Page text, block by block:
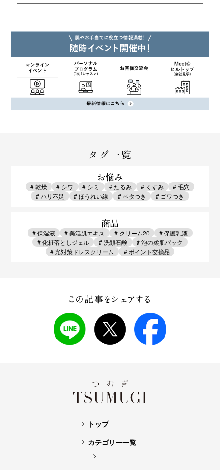
タグ一覧
お悩み
# 乾燥 # シワ # シミ # たるみ # くすみ
# 毛穴
# ハリ不足
# ほうれい線 # ベタつき # ゴワつき
商品
# 保湿液 # 美活肌エキス # クリーム20
# 保護乳液
# 化粧落としジェル
# 洗顔石鹸
# 泡の柔肌パック
# 光対策ドレスクリーム
# ポイント交換品
この記事をシェアする
トップ
カテゴリー一覧